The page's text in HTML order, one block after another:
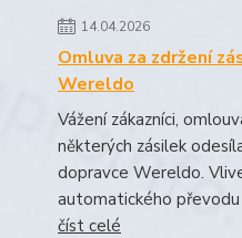
14.04.2026
Omluva za zdržení
Wereldo
Vážení zákazníci,
některých zásilek
dopravce Wereldo.
automatického
číst celé